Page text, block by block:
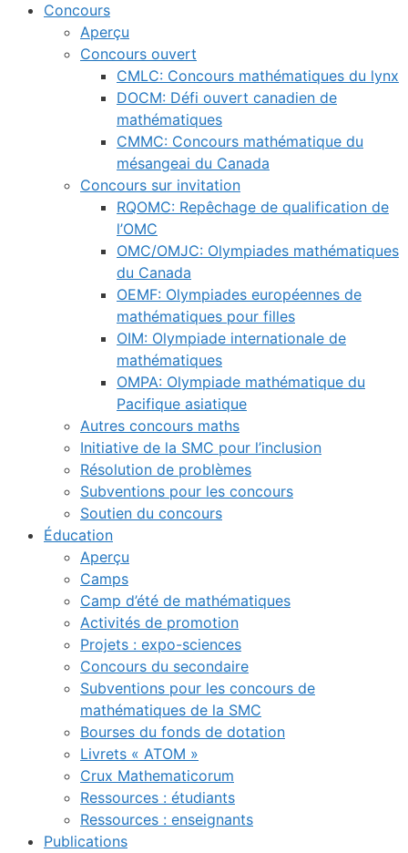
Concours
Aperçu
Concours ouvert
CMLC: Concours mathématiques du lynx
DOCM: Défi ouvert canadien de
mathématiques
CMMC: Concours mathématique du
mésangeai du Canada
Concours sur invitation
RQOMC: Repêchage de qualification de
l’OMC
OMC/OMJC: Olympiades mathématiques
du Canada
OEMF: Olympiades européennes de
mathématiques pour filles
OIM: Olympiade internationale de
mathématiques
OMPA: Olympiade mathématique du
Pacifique asiatique
Autres concours maths
Initiative de la SMC pour l’inclusion
Résolution de problèmes
Subventions pour les concours
Soutien du concours
Éducation
Aperçu
Camps
Camp d’été de mathématiques
Activités de promotion
Projets : expo-sciences
Concours du secondaire
Subventions pour les concours de
mathématiques de la SMC
Bourses du fonds de dotation
Livrets « ATOM »
Crux Mathematicorum
Ressources : étudiants
Ressources : enseignants
Publications